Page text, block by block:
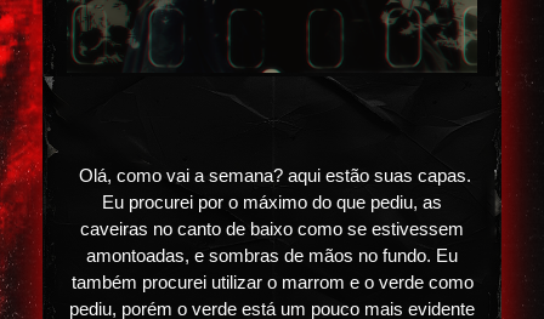
Olá, como vai a semana? aqui estão suas capas.
Eu procurei por o máximo do que pediu, as
caveiras no canto de baixo como se estivessem
amontoadas, e sombras de mãos no fundo. Eu
também procurei utilizar o marrom e o verde como
pediu, porém o verde está um pouco mais evidente